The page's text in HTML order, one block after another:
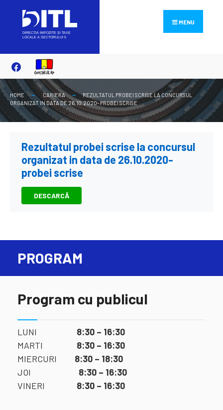
content
MENU
HOME CARIERA
REZULTATUL PROBEI SCRISE LA CONCURSUL
ORGANIZAT IN DATA DE 26.10.2020- PROBEI SCRISE
Rezultatul probei scrise la concursul
organizat in data de 26.10.2020-
probei scrise
DESCARCĂ
PROGRAM
Program cu publicul
LUNI 8:30 – 16:30
MARTI 8:30 – 16:30
MIERCURI 8:30 – 18:30
JOI 8:30 – 16:30
VINERI 8:30 – 16:30
for: